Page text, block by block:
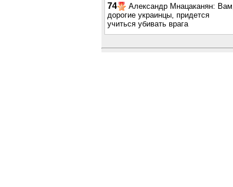
74
Александр Мнацаканян:
дорогие украинцы, придется
учиться убивать врага